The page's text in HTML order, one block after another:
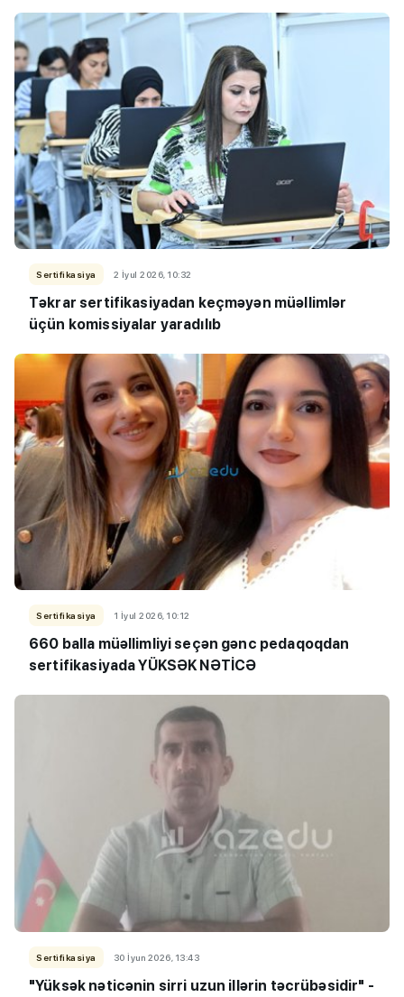
Sertifikasiya 2 İyul 2026, 10:32
Təkrar sertifikasiyadan keçməyən müəllimlər
üçün komissiyalar yaradılıb
Sertifikasiya 1 İyul 2026, 10:12
660 balla müəllimliyi seçən gənc pedaqoqdan
sertifikasiyada YÜKSƏK NƏTİCƏ
Sertifikasiya 30 İyun 2026, 13:43
"Yüksək nəticənin sirri uzun illərin təcrübəsidir" -